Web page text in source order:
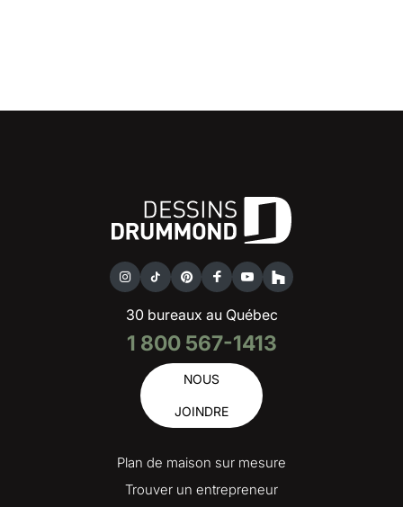
30 bureaux au Québec
1 800 567-1413
NOUS
JOINDRE
Plan de maison sur mesure
Trouver un entrepreneur